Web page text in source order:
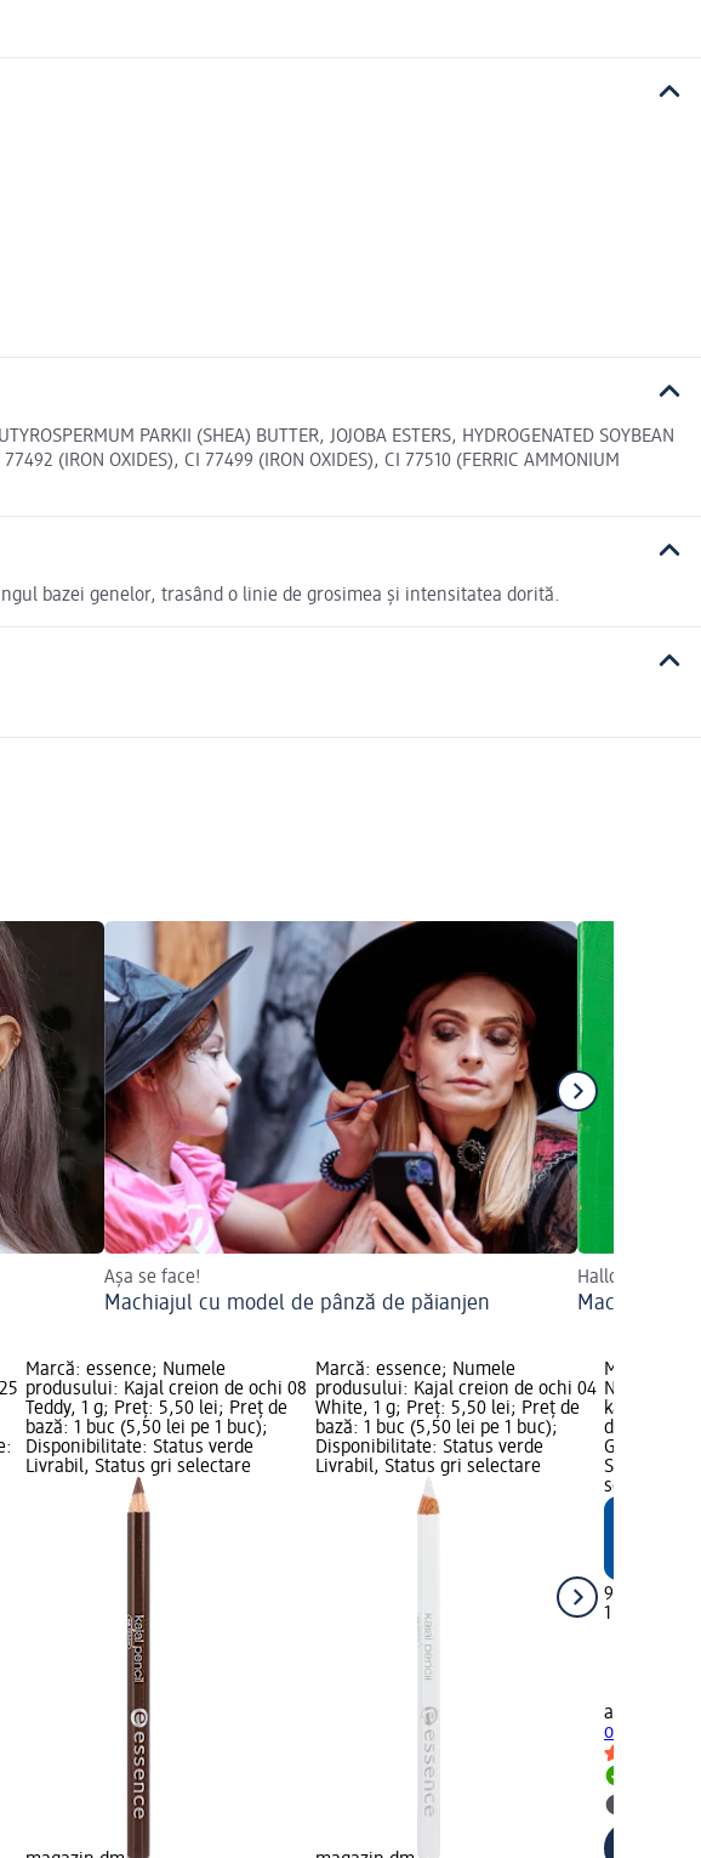
PARKII (SHEA) BUTTER, JOJOBA ESTERS, HYDROGENATED SOYBEAN
77492 (IRON OXIDES), CI 77499 (IRON OXIDES), CI 77510 (FERRIC AMMONIUM
bazei genelor, trasând o linie de grosimea și intensitatea dorită.
Așa se face!
Machiajul cu model de pânză de păianjen
Halloween cu
Machiaj de
Marcă: essence; Numele
produsului: Kajal creion de ochi 08
Teddy, 1 g; Preț: 5,50 lei; Preț de
bază: 1 buc (5,50 lei pe 1 buc);
Disponibilitate: Status verde
Livrabil, Status gri selectare
Marcă: essence; Numele
produsului: Kajal creion de ochi 04
White, 1 g; Preț: 5,50 lei; Preț de
bază: 1 buc (5,50 lei pe 1 buc);
Disponibilitate: Status verde
Livrabil, Status gri selectare
Marcă:
Numele
kajal 09,
de bază: 1
Grafică
Status
selectare
9,95 lei
1 buc (9,95
alverde
ochi kajal